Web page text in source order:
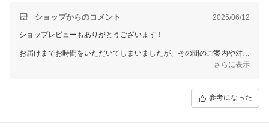
ショップからのコメント 2025/06/12
ショップレビューもありがとうございます！
お届けまでお時間をいただいてしまいましたが、その間のご案内や対応
「また利用したい」と言っていただけてとても嬉しいです！
さらに表示
参考になった